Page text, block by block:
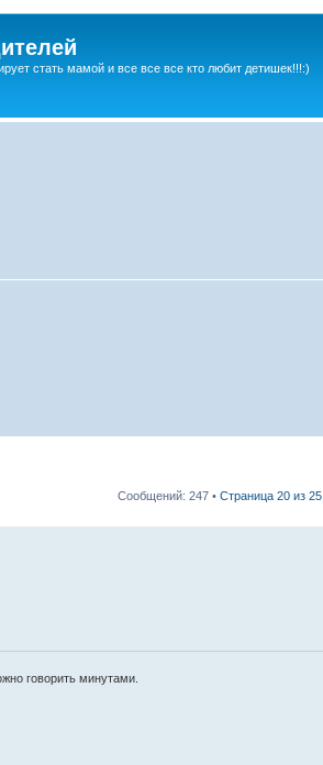
стать мамой и все все все кто любит детишек!!!:)
Сообщений: 247 • Страница 20 из 25
говорить минутами.